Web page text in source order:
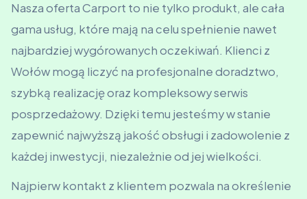
Nasza oferta Carport to nie tylko produkt, ale cała
gama usług, które mają na celu spełnienie nawet
najbardziej wygórowanych oczekiwań. Klienci z
Wołów mogą liczyć na profesjonalne doradztwo,
szybką realizację oraz kompleksowy serwis
posprzedażowy. Dzięki temu jesteśmy w stanie
zapewnić najwyższą jakość obsługi i zadowolenie z
każdej inwestycji, niezależnie od jej wielkości.
Najpierw kontakt z klientem pozwala na określenie